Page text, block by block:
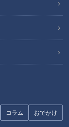
コラム おでかけ
』をいただきま
ト！】